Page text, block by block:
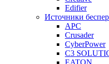
Edifier
Источники
APC
Crusader
CyberPower
C3